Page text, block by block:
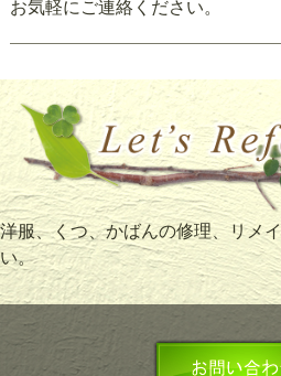
お気軽にご連絡ください。
洋服、くつ、かばんの修理、リメ
い。